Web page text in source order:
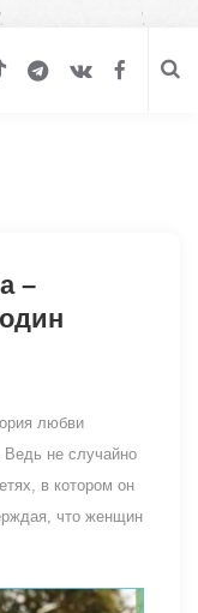
–
любви
не случайно
в котором он
что женщин